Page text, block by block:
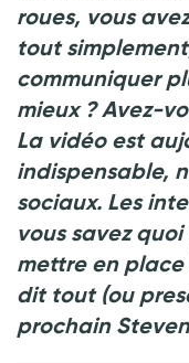
roues, vous
tout
communiquer
mieux ? Avez-
La vidéo est
indispensable,
sociaux. Les
vous savez quoi
mettre en place
dit tout (ou
prochain